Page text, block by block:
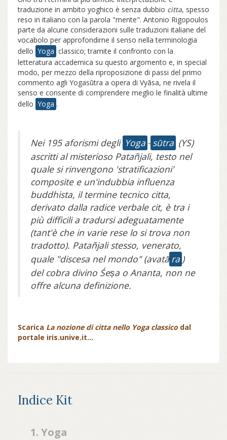
traduzione in ambito yoghico è senza dubbio citta, spesso
reso in italiano con la parola "mente". Antonio Rigopoulos
parte da alcune considerazioni sulle traduzioni italiane del
vocabolo per approfondirne il senso nella terminologia
dello Yoga classico; tramite il confronto con la
letteratura accademica su questo argomento e, in special
modo, per mezzo della riproposizione di passi del primo
commento agli Yogasūtra a opera di Vyāsa, ne rivela il
senso e consente di comprendere meglio le finalità ultime
dello Yoga .
Nei 195 aforismi degli Yoga - sūtra (YS)
ascritti al misterioso Patañjali, testo nel
quale si rinvengono 'stratificazioni'
composite e un'indubbia influenza
buddhista, il termine tecnico citta,
derivato dalla radice verbale cit, è tra i
più difficili a tradursi adeguatamente
(tant'è che in varie rese lo si trova non
tradotto). Patañjali stesso, venerato,
quale "discesa nel mondo" (avatā ra )
del cobra divino Śeṣa o Ananta, non ne
offre alcuna definizione.
Scarica La nozione di citta nello Yoga classicodal
portale iris.unive.it...
Indice Kit
1. Yoga